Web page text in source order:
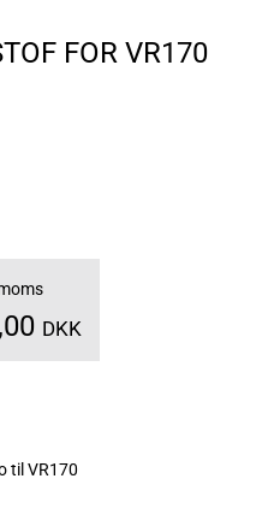
FOR VR170
DKK
til VR170